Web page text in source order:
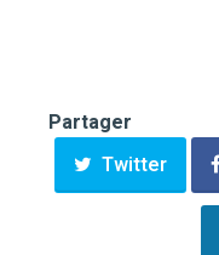
Partager
Twitter